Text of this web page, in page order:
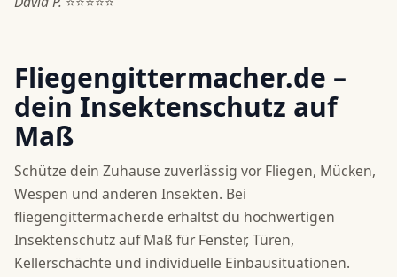
Fliegengittermacher.de –
dein Insektenschutz auf
Maß
Schütze dein Zuhause zuverlässig vor Fliegen, Mücken,
Wespen und anderen Insekten. Bei
fliegengittermacher.de erhältst du hochwertigen
Insektenschutz auf Maß für Fenster, Türen,
Kellerschächte und individuelle Einbausituationen.